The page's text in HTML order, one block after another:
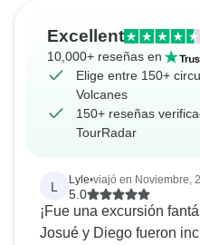
Excellent
10,000+ reseñas en
Elige entre 150+
Volcanes
150+ reseñas
TourRadar
L Lyle•viajó en Noviembre,
5.0
¡Fue una excursión
Josué y Diego fueron